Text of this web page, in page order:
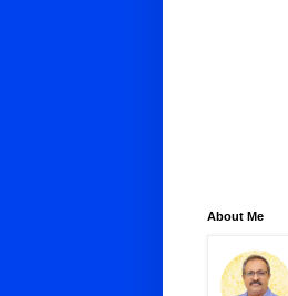
About Me